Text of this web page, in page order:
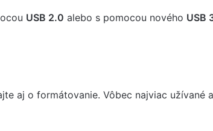
USB 2.0 alebo s pomocou nového USB
aj o formátovanie. Vôbec najviac užívané